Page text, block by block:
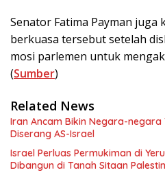
Senator Fatima Payman juga
berkuasa tersebut setelah
mosi parlemen untuk
(Sumber)
Related News
Iran Ancam Bikin Negara-negara
Diserang AS-Israel
Israel Perluas Permukiman di
Dibangun di Tanah Sitaan